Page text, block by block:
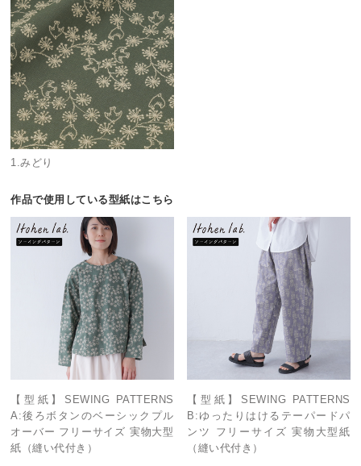
1.みどり
作品で使用している型紙はこちら
【型紙】SEWING PATTERNS
A:後ろボタンのベーシックプル
オーバー フリーサイズ 実物大型
紙（縫い代付き）
【型紙】SEWING PATTERNS
B:ゆったりはけるテーパードパ
ンツ フリーサイズ 実物大型紙
（縫い代付き）